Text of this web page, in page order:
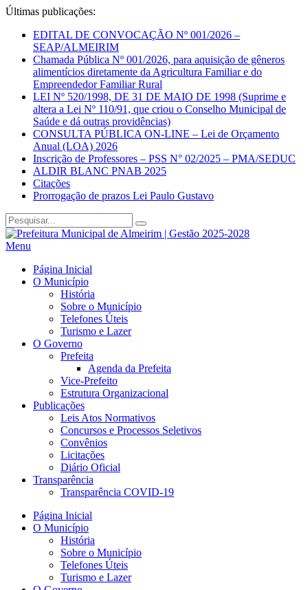
Últimas publicações:
EDITAL DE CONVOCAÇÃO Nº 001/2026 –
SEAP/ALMEIRIM
Chamada Pública Nº 001/2026, para aquisição de gêneros
alimentícios diretamente da Agricultura Familiar e do
Empreendedor Familiar Rural
LEI Nº 520/1998, DE 31 DE MAIO DE 1998 (Suprime e
altera a Lei Nº 110/91, que criou o Conselho Municipal de
Saúde e dá outras providências)
CONSULTA PÚBLICA ON-LINE – Lei de Orçamento
Anual (LOA) 2026
Inscrição de Professores – PSS N° 02/2025 – PMA/SEDUC
ALDIR BLANC PNAB 2025
Citações
Prorrogação de prazos Lei Paulo Gustavo
Menu
Página Inicial
O Município
História
Sobre o Município
Telefones Úteis
Turismo e Lazer
O Governo
Prefeita
Agenda da Prefeita
Vice-Prefeito
Estrutura Organizacional
Publicações
Leis Atos Normativos
Concursos e Processos Seletivos
Convênios
Licitações
Diário Oficial
Transparência
Transparência COVID-19
Página Inicial
O Município
História
Sobre o Município
Telefones Úteis
Turismo e Lazer